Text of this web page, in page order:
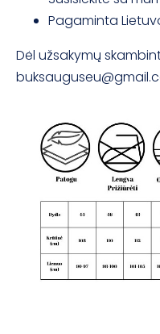
Pagaminta
Dėl užsakymų